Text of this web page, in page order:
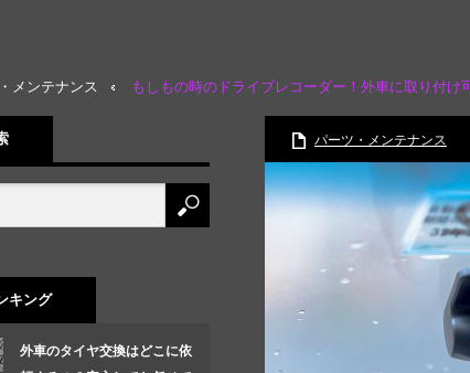
メンテナンス もしもの時のドライブレコーダー！外車に取り付け
パーツ・メンテナンス
キング
外車のタイヤ交換はどこに依